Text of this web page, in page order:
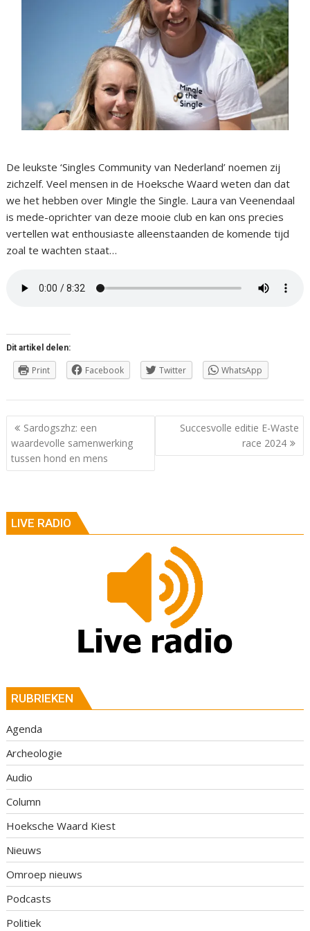
De leukste ‘Singles Community van Nederland’ noemen zij
zichzelf. Veel mensen in de Hoeksche Waard weten dan dat
we het hebben over Mingle the Single. Laura van Veenendaal
is mede-oprichter van deze mooie club en kan ons precies
vertellen wat enthousiaste alleenstaanden de komende tijd
zoal te wachten staat…
Dit artikel delen:
Print Facebook Twitter WhatsApp
Berichtnavigatie
Sardogszhz: een
waardevolle samenwerking
tussen hond en mens
Succesvolle editie E-Waste
race 2024
LIVE RADIO
RUBRIEKEN
Agenda
Archeologie
Audio
Column
Hoeksche Waard Kiest
Nieuws
Omroep nieuws
Podcasts
Politiek